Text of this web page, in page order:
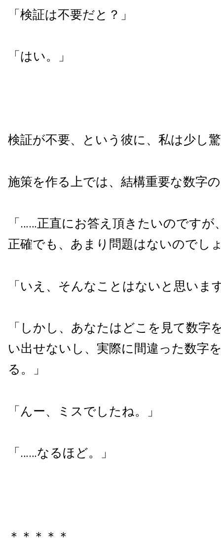
「検証は不要だと？」
「はい。」
検証が不要、という彼に、私は少し
施策を作る上では、結構重要な数字
「……正直にお答え頂きたいのですが
正確でも、あまり問題はないのでし
「いえ、そんなことはないと思いま
「しかし、あなたはどこを見て数字
い出せないし、実際に間違った数字
る。」
「んー、ミスでしたね。」
「……なるほど。」
＊＊＊＊＊